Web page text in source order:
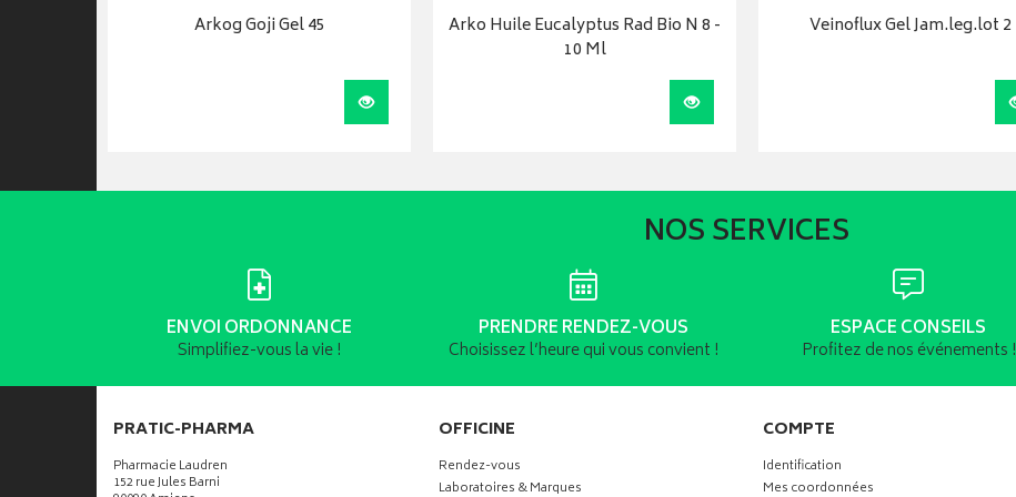
Arkog Goji Gel 45
Visualiser
Arko Huile Eucalyptus Rad Bio N 8 -
10 Ml
Visualiser
Veinoflux Gel Jam.leg.lot 2
NOS SERVICES
ENVOI ORDONNANCE
Simplifiez-vous la vie !
PRENDRE RENDEZ-VOUS
Choisissez l’heure qui vous convient !
ESPACE CONSEILS
Profitez de nos événements !
PRATIC-PHARMA
Pharmacie Laudren
152 rue Jules Barni
OFFICINE
Rendez-vous
Laboratoires & Marques
COMPTE
Identification
Mes coordonnées